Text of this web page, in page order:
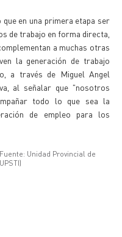
en una primera etapa ser
de trabajo en forma directa,
a muchas otras
la generación de trabajo
a través de Miguel Angel
al señalar que "nosotros
todo lo que sea la
de empleo para los
Unidad Provincial de